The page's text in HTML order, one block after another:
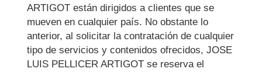
ARTIGOT están dirigidos a clientes que se
mueven en cualquier país. No obstante lo
anterior, al solicitar la contratación de cualquier
tipo de servicios y contenidos ofrecidos, JOSE
LUIS PELLICER ARTIGOT se reserva el